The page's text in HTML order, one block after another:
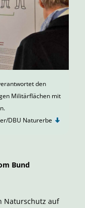
den
Militärflächen mit
DBU Naturerbe
Bund
Naturschutz auf